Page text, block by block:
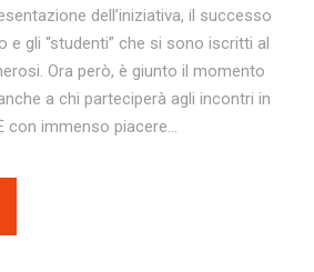
dell’iniziativa, il successo
e gli “studenti” che si sono iscritti al
Ora però, è giunto il momento
a chi parteciperà agli incontri in
con immenso piacere...